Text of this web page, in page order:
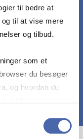
til bedre at
til at vise mere
og tilbud.
som et
du besøger
og hvordan du
kan altid trække
i en
veldisponeret